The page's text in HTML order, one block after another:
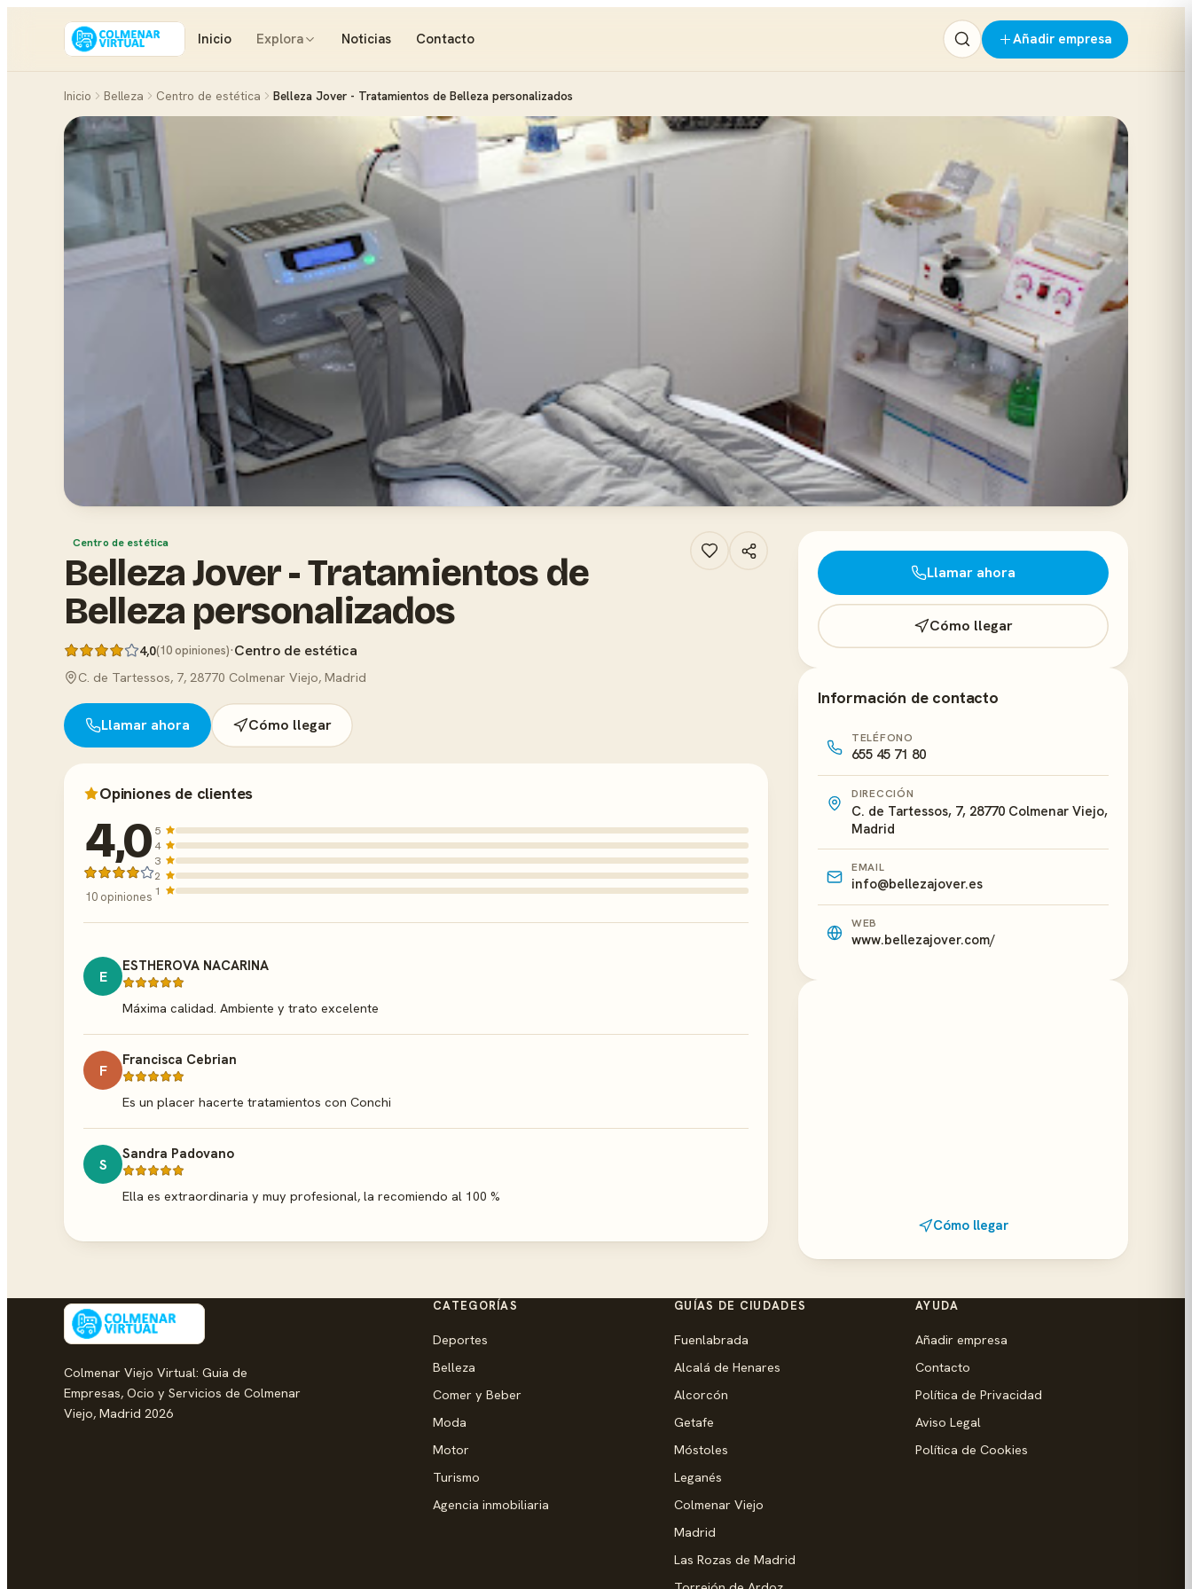
Inicio Explora Noticias Contacto Añadir empresa
Inicio Belleza Centro de estética Belleza Jover - Tratamientos de Belleza personalizados
Centro de estética
Belleza Jover - Tratamientos de
Belleza personalizados
4,0(10 opiniones)·Centro de estética
C. de Tartessos, 7, 28770 Colmenar Viejo, Madrid
Llamar ahora Cómo llegar
Opiniones de clientes
4,0
10 opiniones
5
4
3
2
1
E
ESTHEROVA NACARINA
Máxima calidad. Ambiente y trato excelente
F
Francisca Cebrian
Es un placer hacerte tratamientos con Conchi
S
Sandra Padovano
Ella es extraordinaria y muy profesional, la recomiendo al 100 %
Llamar ahora
Cómo llegar
Información de contacto
TELÉFONO
655 45 71 80
DIRECCIÓN
C. de Tartessos, 7, 28770 Colmenar Viejo,
Madrid
EMAIL
info@bellezajover.es
WEB
www.bellezajover.com/
Cómo llegar
Colmenar Viejo Virtual: Guia de
Empresas, Ocio y Servicios de Colmenar
Viejo, Madrid 2026
CATEGORÍAS
Deportes
Belleza
Comer y Beber
Moda
Motor
Turismo
Agencia inmobiliaria
GUÍAS DE CIUDADES
Fuenlabrada
Alcalá de Henares
Alcorcón
Getafe
Móstoles
Leganés
Colmenar Viejo
Madrid
Las Rozas de Madrid
AYUDA
Añadir empresa
Contacto
Política de Privacidad
Aviso Legal
Política de Cookies